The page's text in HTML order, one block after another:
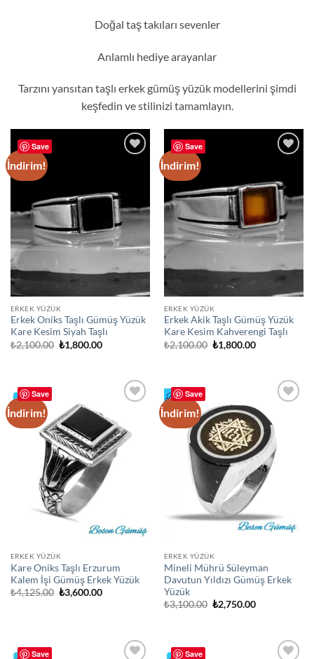
Doğal taş takıları sevenler
Anlamlı hediye arayanlar
Tarzını yansıtan taşlı erkek gümüş yüzük modellerini şimdi
keşfedin ve stilinizi tamamlayın.
Save
İndirim!
ERKEK YÜZÜK
Erkek Oniks Taşlı Gümüş Yüzük
Kare Kesim Siyah Taşlı
₺2,100.00 Orijinal
fiyat:
₺1,800.00Şu
Save
İndirim!
ERKEK YÜZÜK
Erkek Akik Taşlı Gümüş Yüzük
Kare Kesim Kahverengi Taşlı
₺2,100.00 Orijinal
fiyat:
₺1,800.00Şu
Save
İndirim!
wishlist
ERKEK YÜZÜK
Kare Oniks Taşlı Erzurum
Kalem İşi Gümüş Erkek Yüzük
₺4,125.00 Orijinal
fiyat:
₺3,600.00Şu
Save
İndirim!
wishlist
ERKEK YÜZÜK
Mineli Mührü Süleyman
Davutun Yıldızı Gümüş Erkek
Yüzük
₺3,100.00 Orijinal
fiyat:
₺2,750.00Şu
Save Save